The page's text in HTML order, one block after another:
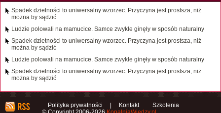
Spadek dzietności to uniwersalny wzorzec. Przyczyna jest prostsza, niż
można by sądzić
Ludzie polowali na mamucice. Samce zwykle ginęły w sposób naturalny
Spadek dzietności to uniwersalny wzorzec. Przyczyna jest prostsza, niż
można by sądzić
Ludzie polowali na mamucice. Samce zwykle ginęły w sposób naturalny
Spadek dzietności to uniwersalny wzorzec. Przyczyna jest prostsza, niż
można by sądzić
Polityka prywatności Kontakt
Szkolenia